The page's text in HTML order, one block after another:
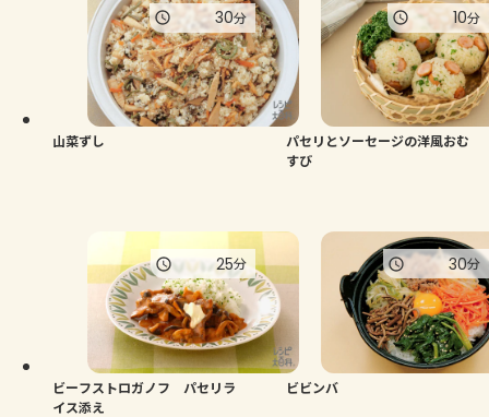
山菜ずし
30分
パセリとソーセージの洋風おむ
すび
10分
ビーフストロガノフ パセリラ
イス添え
25分
ビビンバ
30分